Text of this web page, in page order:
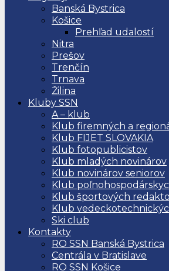
Banská Bystrica
Košice
Prehľad udalostí
Nitra
Prešov
Trenčín
Trnava
Žilina
Kluby SSN
A – klub
Klub firemných a
Klub FIJET SLOVAKIA
Klub fotopublicistov
Klub mladých novinárov
Klub novinárov seniorov
Klub
Klub športových
Klub
Ski club
Kontakty
RO SSN Banská Bystrica
Centrála v Bratislave
RO SSN Košice